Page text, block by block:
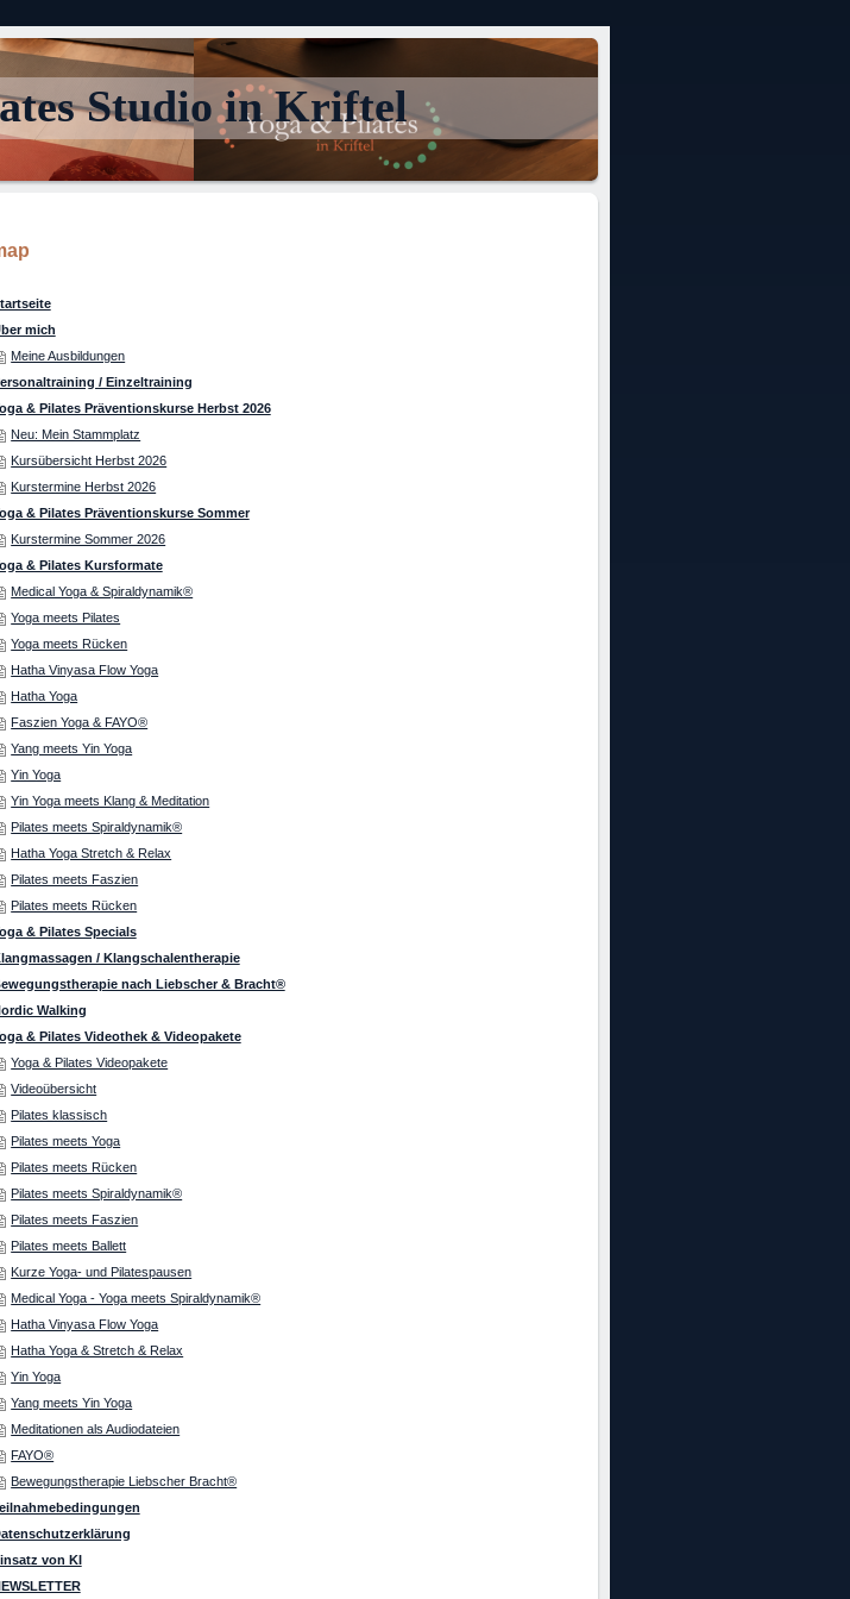
Studio in Kriftel
mich
Meine Ausbildungen
/ Einzeltraining
& Pilates Präventionskurse Herbst 2026
Neu: Mein Stammplatz
Kursübersicht Herbst 2026
Kurstermine Herbst 2026
& Pilates Präventionskurse Sommer
Kurstermine Sommer 2026
& Pilates Kursformate
Medical Yoga & Spiraldynamik®
Yoga meets Pilates
Yoga meets Rücken
Hatha Vinyasa Flow Yoga
Hatha Yoga
Faszien Yoga & FAYO®
Yang meets Yin Yoga
Yin Yoga
Yin Yoga meets Klang & Meditation
Pilates meets Spiraldynamik®
Hatha Yoga Stretch & Relax
Pilates meets Faszien
Pilates meets Rücken
& Pilates Specials
/ Klangschalentherapie
nach Liebscher & Bracht®
Walking
& Pilates Videothek & Videopakete
Yoga & Pilates Videopakete
Videoübersicht
Pilates klassisch
Pilates meets Yoga
Pilates meets Rücken
Pilates meets Spiraldynamik®
Pilates meets Faszien
Pilates meets Ballett
Kurze Yoga- und Pilatespausen
Medical Yoga - Yoga meets Spiraldynamik®
Hatha Vinyasa Flow Yoga
Hatha Yoga & Stretch & Relax
Yin Yoga
Yang meets Yin Yoga
Meditationen als Audiodateien
FAYO®
Bewegungstherapie Liebscher Bracht®
von KI